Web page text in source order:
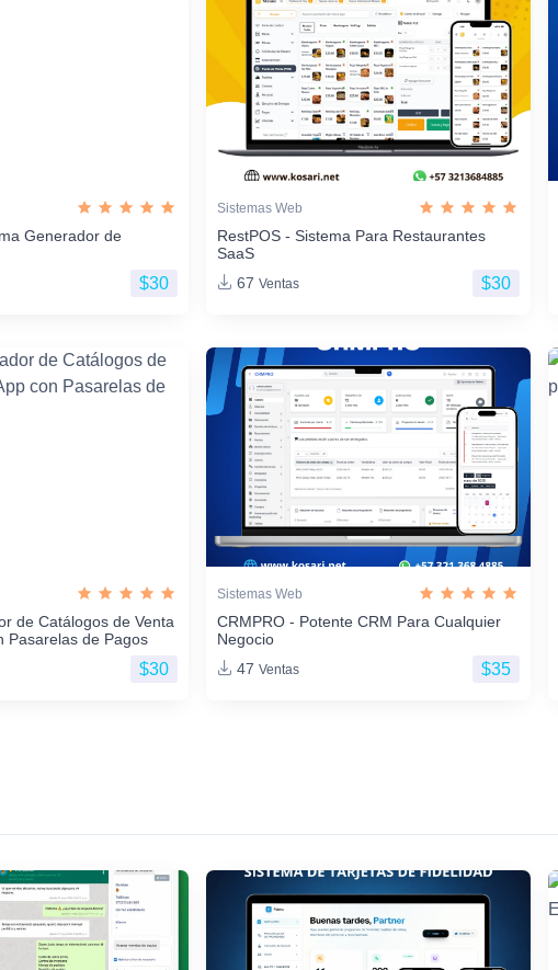
Generador de
$30
Sistemas Web
RestPOS - Sistema Para Restaurantes
SaaS
67 Ventas $30
de Catálogos de Venta
Pasarelas de Pagos
$30
Sistemas Web
CRMPRO - Potente CRM Para Cualquier
Negocio
47 Ventas $35